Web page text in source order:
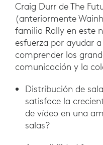
Craig Durr de The
(anteriormente
familia Rally en este
esfuerza por ayudar
comprender los
comunicación y la
Distribución de
satisface la
de vídeo en una
salas?